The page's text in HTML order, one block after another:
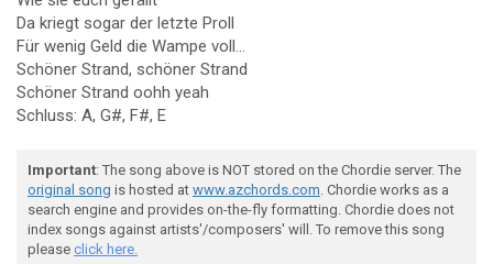
Da kriegt sogar der letzte Proll
Für wenig Geld die Wampe voll...
Schöner Strand, schöner Strand
Schöner Strand oohh yeah
Schluss: A, G#, F#, E
Important: The song above is NOT stored on the Chordie server. The
original song is hosted at www.azchords.com. Chordie works as a
search engine and provides on-the-fly formatting. Chordie does not
index songs against artists'/composers' will. To remove this song
please click here.